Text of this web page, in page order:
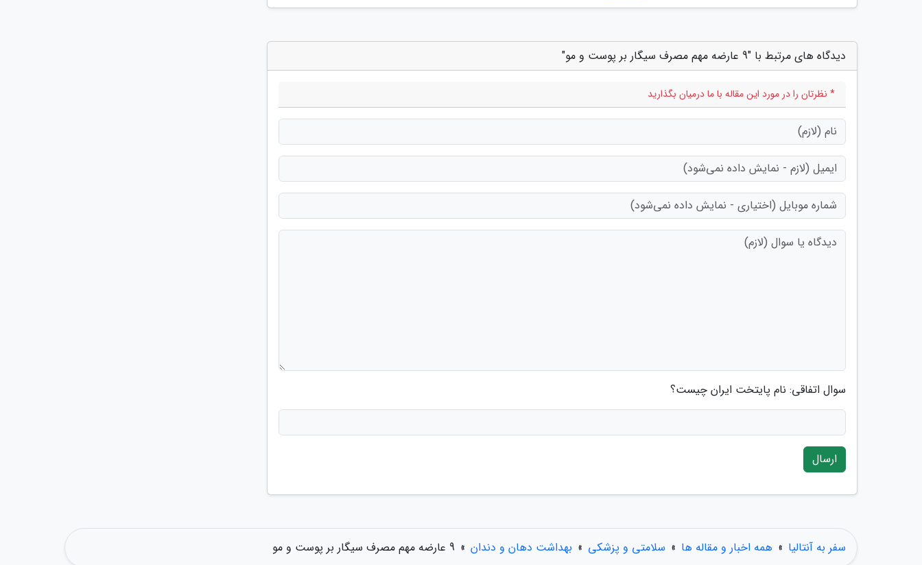
دیدگاه های مرتبط با "9 عارضه مهم مصرف سیگار بر پوست و مو"
* نظرتان را در مورد این مقاله با ما درمیان بگذارید
سوال اتفاقی: نام پایتخت ایران چیست؟
ارسال
سفر به آنتالیا » همه اخبار و مقاله ها » سلامتی و پزشکی » بهداشت دهان و دندان » 9 عارضه مهم مصرف سیگار بر پوست و مو